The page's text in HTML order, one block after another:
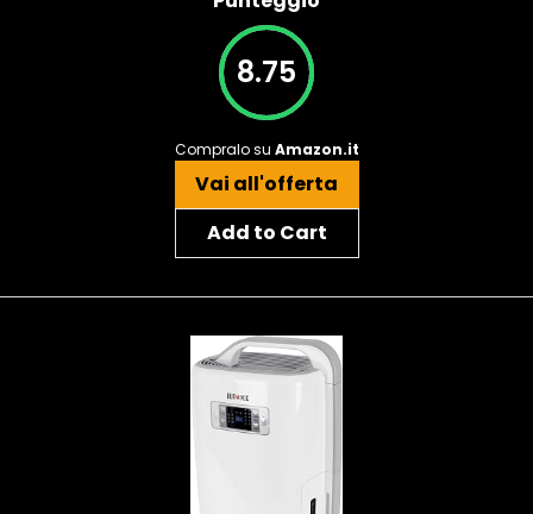
8.75
Compralo su Amazon.it
Vai all'offerta
Add to Cart